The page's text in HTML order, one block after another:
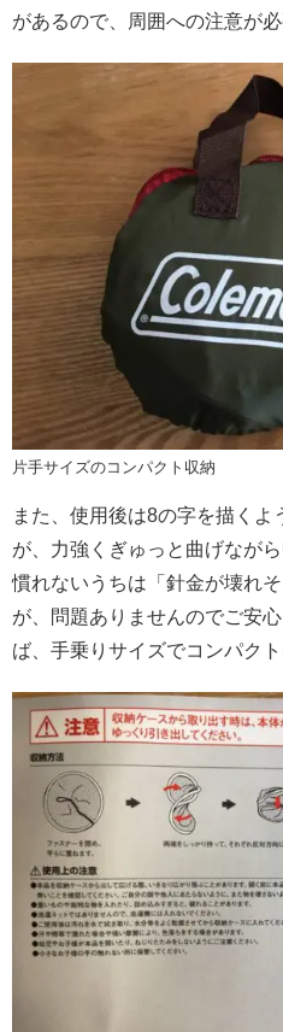
があるので、周囲への注意が必
片手サイズのコンパクト収納
また、使用後は8の字を描くよ
が、力強くぎゅっと曲げなが
慣れないうちは「針金が壊れ
が、問題ありませんのでご安
ば、手乗りサイズでコンパクト